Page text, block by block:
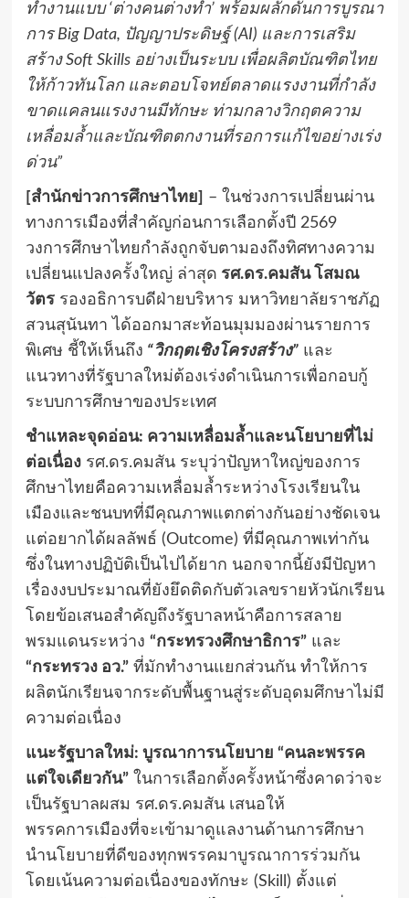
ทำงานแบบ ‘ต่างคนต่างทำ’ พร้อมผลักดันการบูรณา
การ Big Data, ปัญญาประดิษฐ์ (AI) และการเสริม
สร้าง Soft Skills อย่างเป็นระบบ เพื่อผลิตบัณฑิตไทย
ให้ก้าวทันโลก และตอบโจทย์ตลาดแรงงานที่กำลัง
ขาดแคลนแรงงานมีทักษะ ท่ามกลางวิกฤตความ
เหลื่อมล้ำและบัณฑิตตกงานที่รอการแก้ไขอย่างเร่ง
ด่วน”
[สำนักข่าวการศึกษาไทย]
– ในช่วงการเปลี่ยนผ่าน
ทางการเมืองที่สำคัญก่อนการเลือกตั้งปี 2569
วงการศึกษาไทยกำลังถูกจับตามองถึงทิศทางความ
เปลี่ยนแปลงครั้งใหญ่ ล่าสุด รศ.ดร.คมสัน โสมณ
วัตรรองอธิการบดีฝ่ายบริหาร มหาวิทยาลัยราชภัฏ
สวนสุนันทา ได้ออกมาสะท้อนมุมมองผ่านรายการ
พิเศษ ชี้ให้เห็นถึง “วิกฤตเชิงโครงสร้าง”และ
แนวทางที่รัฐบาลใหม่ต้องเร่งดำเนินการเพื่อกอบกู้
ระบบการศึกษาของประเทศ
ชำแหละจุดอ่อน: ความเหลื่อมล้ำและนโยบายที่ไม่
ต่อเนื่องรศ.ดร.คมสัน ระบุว่าปัญหาใหญ่ของการ
ศึกษาไทยคือความเหลื่อมล้ำระหว่างโรงเรียนใน
เมืองและชนบทที่มีคุณภาพแตกต่างกันอย่างชัดเจน
แต่อยากได้ผลลัพธ์ (Outcome) ที่มีคุณภาพเท่ากัน
ซึ่งในทางปฏิบัติเป็นไปได้ยาก นอกจากนี้ยังมีปัญหา
เรื่องงบประมาณที่ยังยึดติดกับตัวเลขรายหัวนักเรียน
โดยข้อเสนอสำคัญถึงรัฐบาลหน้าคือการสลาย
พรมแดนระหว่าง “กระทรวงศึกษาธิการ”และ
“กระทรวง อว.”ที่มักทำงานแยกส่วนกัน ทำให้การ
ผลิตนักเรียนจากระดับพื้นฐานสู่ระดับอุดมศึกษาไม่มี
ความต่อเนื่อง
แนะรัฐบาลใหม่: บูรณาการนโยบาย “คนละพรรค
แต่ใจเดียวกัน”ในการเลือกตั้งครั้งหน้าซึ่งคาดว่าจะ
เป็นรัฐบาลผสม รศ.ดร.คมสัน เสนอให้
พรรคการเมืองที่จะเข้ามาดูแลงานด้านการศึกษา
นำนโยบายที่ดีของทุกพรรคมาบูรณาการร่วมกัน
โดยเน้นความต่อเนื่องของทักษะ (Skill) ตั้งแต่